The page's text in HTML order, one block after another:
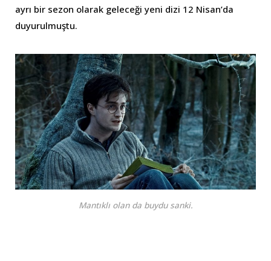
ayrı bir sezon olarak geleceği yeni dizi 12 Nisan’da
duyurulmuştu.
Mantıklı olan da buydu sanki.